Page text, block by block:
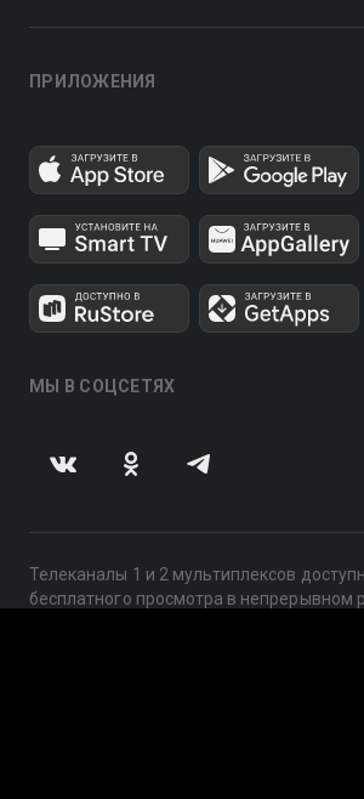
ПРИЛОЖЕНИЯ
МЫ В СОЦСЕТЯХ
Телеканалы 1 и 2 мультиплексов
бесплатного просмотра в непрерывном